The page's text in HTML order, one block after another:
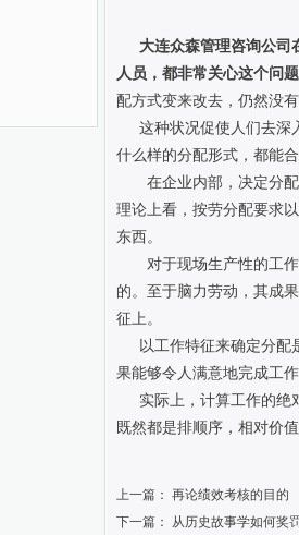
大连众森管理咨询公司
人员，都非常关心这个问题
配方式变来改去，仍然没
这种状况促使人们去深
什么样的分配形式，都能
在企业内部，决定分
理论上看，按劳分配要求
东西。
对于现场生产性的工
的。至于脑力劳动，其成
征上。
以工作特征来确定分
果能够令人满意地完成工
实际上，计算工作的绝
既然都是排顺序，相对价
上一篇： 再论绩效考核的目的
下一篇： 从历史故事学如何奖